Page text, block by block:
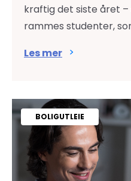
kraftig det siste året
rammes studenter,
Les mer
BOLIGUTLEIE